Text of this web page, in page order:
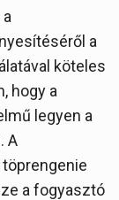
a
köteles
hogy a
legyen a
A
a fogyasztó